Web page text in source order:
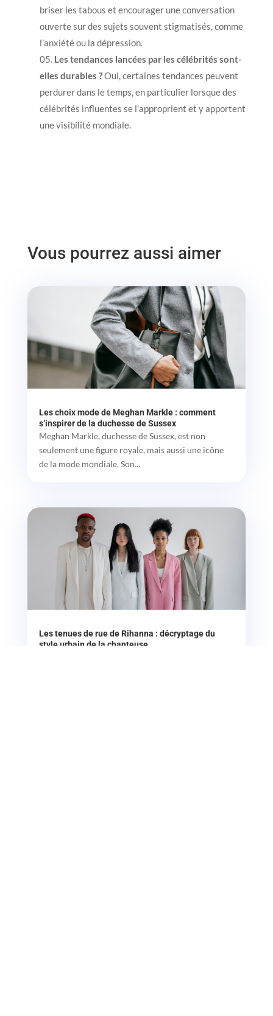
briser les tabous et encourager une conversation
ouverte sur des sujets souvent stigmatisés, comme
l’anxiété ou la dépression.
Les tendances lancées par les célébrités sont-
elles durables ?Oui, certaines tendances peuvent
perdurer dans le temps, en particulier lorsque des
célébrités influentes se l’approprient et y apportent
une visibilité mondiale.
Vous pourrez aussi aimer
Les choix mode de Meghan Markle : comment
s’inspirer de la duchesse de Sussex
Meghan Markle, duchesse de Sussex, est non
seulement une figure royale, mais aussi une icône
de la mode mondiale. Son...
Les tenues de rue de Rihanna : décryptage du
style urbain de la chanteuse